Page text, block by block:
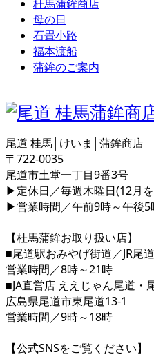
桂馬蒲鉾商店
母の日
石畳小路
福本渡船
蒲鉾のご案内
尾道 桂馬│けいま│蒲鉾商店
〒722-0035
尾道市土堂一丁目9番3号
▶定休日／毎週木曜日(12月
▶営業時間／午前9時～午後5
【桂馬蒲鉾お取り扱い店】
■尾道駅おみやげ街道／JR尾
営業時間／8時～21時
■JA直営店 ええじゃん尾道・
広島県尾道市東尾道13-1
営業時間／9時～18時
【公式SNSをご覧ください】